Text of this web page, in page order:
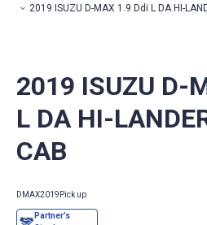
2019 ISUZU D-MAX 1.9 Ddi L DA HI-
2019 ISUZU D-
L DA HI-
CAB
DMAX2019 Pick up